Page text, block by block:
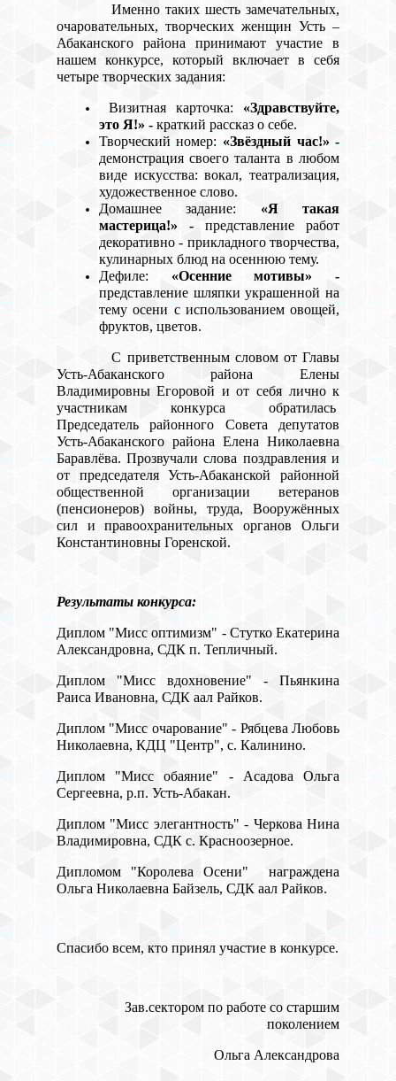
Именно таких шесть замечательных,
очаровательных, творческих женщин Усть –
Абаканского района принимают участие в
нашем конкурсе, который включает в себя
четыре творческих задания:
Визитная карточка: «Здравствуйте,
это Я!» - краткий рассказ о себе.
Творческий номер: «Звёздный час!» -
демонстрация своего таланта в любом
виде искусства: вокал, театрализация,
художественное слово.
Домашнее задание: «Я такая
мастерица!» -представление работ
декоративно - прикладного творчества,
кулинарных блюд на осеннюю тему.
Дефиле: «Осенние мотивы» -
представление шляпки украшенной на
тему осени с использованием овощей,
фруктов, цветов.
С приветственным словом от Главы
Усть-Абаканского района Елены
Владимировны Егоровой и от себя лично к
участникам конкурса обратилась
Председатель районного Совета депутатов
Усть-Абаканского района Елена Николаевна
Баравлёва. Прозвучали слова поздравления и
от председателя Усть-Абаканской районной
общественной организации ветеранов
(пенсионеров) войны, труда, Вооружённых
сил и правоохранительных органов Ольги
Константиновны Горенской.
Результаты конкурса:
Диплом "Мисс оптимизм" - Стутко Екатерина
Александровна, СДК п. Тепличный.
Диплом "Мисс вдохновение" - Пьянкина
Раиса Ивановна, СДК аал Райков.
Диплом "Мисс очарование" - Рябцева Любовь
Николаевна, КДЦ "Центр", с. Калинино.
Диплом "Мисс обаяние" - Асадова Ольга
Сергеевна, р.п. Усть-Абакан.
Диплом "Мисс элегантность" - Черкова Нина
Владимировна, СДК с. Красноозерное.
Дипломом "Королева Осени" награждена
Ольга Николаевна Байзель, СДК аал Райков.
Спасибо всем, кто принял участие в конкурсе.
Зав.сектором по работе со старшим
поколением
Ольга Александрова